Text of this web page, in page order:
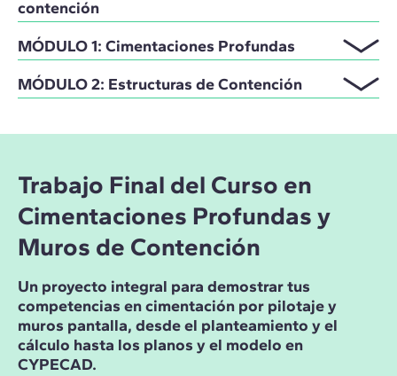
contención
MÓDULO 1: Cimentaciones Profundas
MÓDULO 2: Estructuras de Contención
Trabajo Final del Curso en
Cimentaciones Profundas y
Muros de Contención
Un proyecto integral para demostrar tus
competencias en cimentación por pilotaje y
muros pantalla, desde el planteamiento y el
cálculo hasta los planos y el modelo en
CYPECAD.